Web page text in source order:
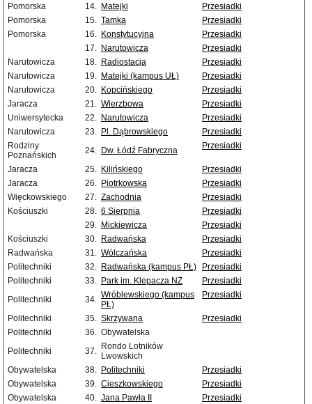
Pomorska
14. Matejki
Przesiadki
Pomorska
15. Tamka
Przesiadki
Pomorska
16. Konstytucyjna
Przesiadki
17. Narutowicza
Przesiadki
Narutowicza
18. Radiostacja
Przesiadki
Narutowicza
19. Matejki (kampus UŁ)
Przesiadki
Narutowicza
20. Kopcińskiego
Przesiadki
Jaracza
21. Wierzbowa
Przesiadki
Uniwersytecka
22. Narutowicza
Przesiadki
Narutowicza
23. Pl. Dąbrowskiego
Przesiadki
Rodziny
Poznańskich
24. Dw. Łódź Fabryczna Przesiadki
Jaracza 25. Kilińskiego
Przesiadki
Jaracza
26. Piotrkowska
Przesiadki
Więckowskiego
27. Zachodnia
Przesiadki
Kościuszki
28. 6 Sierpnia
Przesiadki
29. Mickiewicza
Przesiadki
Kościuszki
30. Radwańska
Przesiadki
Radwańska
31. Wólczańska
Przesiadki
Politechniki
32. Radwańska (kampus PŁ)
Przesiadki
Politechniki
33. Park im. Klepacza NŻ
Przesiadki
Politechniki
34. Wróblewskiego (kampus
PŁ)
Przesiadki
Politechniki 35. Skrzywana
Przesiadki
Politechniki
36. Obywatelska
Politechniki
37. Rondo Lotników
Lwowskich
Obywatelska
38. Politechniki
Przesiadki
Obywatelska
39. Cieszkowskiego
Przesiadki
Obywatelska
40. Jana Pawła II
Przesiadki